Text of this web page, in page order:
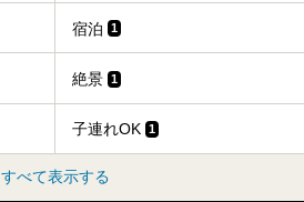
宿泊 1
絶景 1
子連れOK 1
すべて表示する